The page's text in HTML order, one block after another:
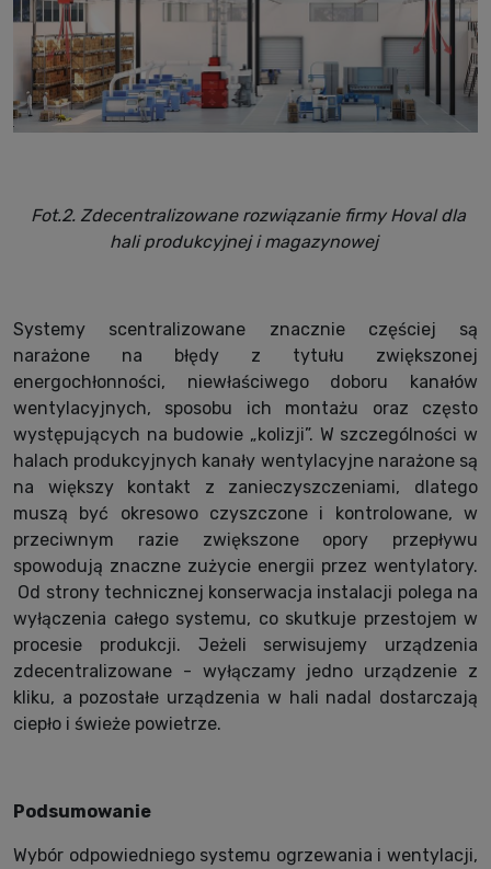
Fot.2. Zdecentralizowane rozwiązanie firmy Hoval dla
hali produkcyjnej i magazynowej
Systemy scentralizowane znacznie częściej są
narażone na błędy z tytułu zwiększonej
energochłonności, niewłaściwego doboru kanałów
wentylacyjnych, sposobu ich montażu oraz często
występujących na budowie „kolizji”. W szczególności w
halach produkcyjnych kanały wentylacyjne narażone są
na większy kontakt z zanieczyszczeniami, dlatego
muszą być okresowo czyszczone i kontrolowane, w
przeciwnym razie zwiększone opory przepływu
spowodują znaczne zużycie energii przez wentylatory.
Od strony technicznej konserwacja instalacji polega na
wyłączenia całego systemu, co skutkuje przestojem w
procesie produkcji. Jeżeli serwisujemy urządzenia
zdecentralizowane - wyłączamy jedno urządzenie z
kliku, a pozostałe urządzenia w hali nadal dostarczają
ciepło i świeże powietrze.
Podsumowanie
Wybór odpowiedniego systemu ogrzewania i wentylacji,